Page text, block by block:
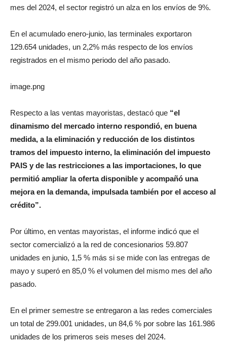
mes del 2024, el sector registró un alza en los envíos de 9%.
En el acumulado enero-junio, las terminales exportaron
129.654 unidades, un 2,2% más respecto de los envíos
registrados en el mismo periodo del año pasado.
image.png
Respecto a las ventas mayoristas, destacó que “el
dinamismo del mercado interno respondió, en buena
medida, a la eliminación y reducción de los distintos
tramos del impuesto interno, la eliminación del impuesto
PAIS y de las restricciones a las importaciones, lo que
permitió ampliar la oferta disponible y acompañó una
mejora en la demanda, impulsada también por el acceso al
crédito”.
Por último, en ventas mayoristas, el informe indicó que el
sector comercializó a la red de concesionarios 59.807
unidades en junio, 1,5 % más si se mide con las entregas de
mayo y superó en 85,0 % el volumen del mismo mes del año
pasado.
En el primer semestre se entregaron a las redes comerciales
un total de 299.001 unidades, un 84,6 % por sobre las 161.986
unidades de los primeros seis meses del 2024.